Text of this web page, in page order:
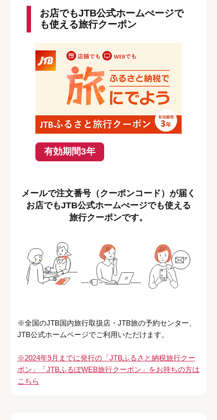
お店でもJTB公式ホームぺージで
も使える旅行クーポン
有効期間3年
メールで注文番号（クーポンコード）が届く
お店でもJTB公式ホームぺージでも使える
旅行クーポンです。
※全国のJTB国内旅行取扱店・JTB旅の予約センター、
JTB公式ホームページでご利用いただけます。
※2024年9月までに発行の「JTBふるさと納税旅行クー
ポン」「JTBふるぽWEB旅行クーポン」をお持ちの方は
こちら